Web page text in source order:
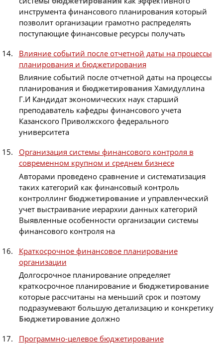
инструмента финансового планирования который
позволит организации грамотно распределять
поступающие финансовые ресурсы получать
Влияние событий после отчетной даты на процессы
планирования и бюджетирования
Влияние событий после отчетной даты на процессы
планирования и бюджетирования Хамидуллина
Г.И Кандидат экономических наук старший
преподаватель кафедры финансового учета
Казанского Приволжского федерального
университета
Организация системы финансового контроля в
современном крупном и среднем бизнесе
Авторами проведено сравнение и систематизация
таких категорий как финансовый контроль
контроллингбюджетированиеи управленческий
учет выстраивание иерархии данных категорий
Выявленные особенности организации системы
финансового контроля на
Краткосрочное финансовое планирование
организации
Долгосрочное планирование определяет
краткосрочное планирование и бюджетирование
которые рассчитаны на меньший срок и поэтому
подразумевают большую детализацию и конкретику
Бюджетированиедолжно
Программно-целевое бюджетирование